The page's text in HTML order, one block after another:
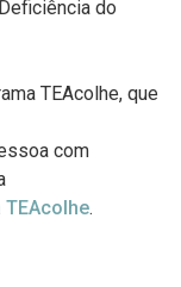
do
TEAcolhe, que
com
.